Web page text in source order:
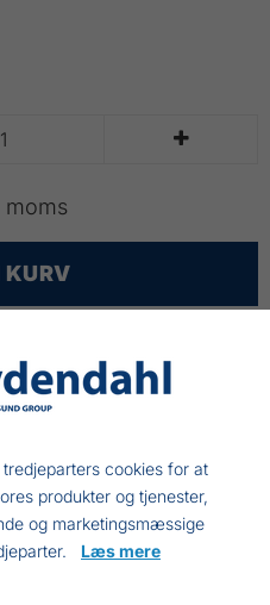

moms
af brugte fiskenet
75 mm.
cookies for at
produkter og tjenester,
og marketingsmæssige
Læs mere